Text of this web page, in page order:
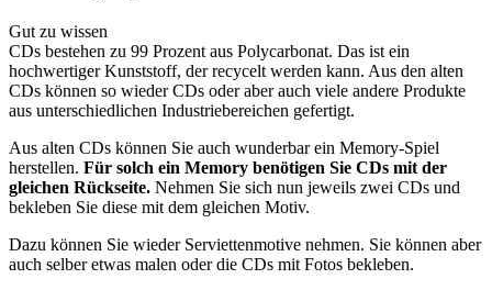
Gut zu wissen
CDs bestehen zu 99 Prozent aus Polycarbonat. Das ist ein
hochwertiger Kunststoff, der recycelt werden kann. Aus den alten
CDs können so wieder CDs oder aber auch viele andere Produkte
aus unterschiedlichen Industriebereichen gefertigt.
Aus alten CDs können Sie auch wunderbar ein Memory-Spiel
herstellen. Für solch ein Memory benötigen Sie CDs mit der
gleichen Rückseite. Nehmen Sie sich nun jeweils zwei CDs und
bekleben Sie diese mit dem gleichen Motiv.
Dazu können Sie wieder Serviettenmotive nehmen. Sie können aber
auch selber etwas malen oder die CDs mit Fotos bekleben.